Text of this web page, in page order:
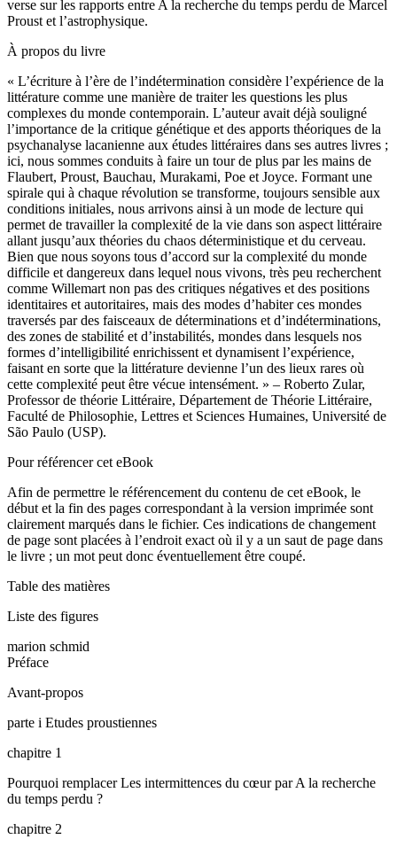
verse sur les rapports entre A la recherche du temps perdu de Marcel
Proust et l’astrophysique.
À propos du livre
« L’écriture à l’ère de l’indétermination considère l’expérience de la
littérature comme une manière de traiter les questions les plus
complexes du monde contemporain. L’auteur avait déjà souligné
l’importance de la critique génétique et des apports théoriques de la
psychanalyse lacanienne aux études littéraires dans ses autres livres ;
ici, nous sommes conduits à faire un tour de plus par les mains de
Flaubert, Proust, Bauchau, Murakami, Poe et Joyce. Formant une
spirale qui à chaque révolution se transforme, toujours sensible aux
conditions initiales, nous arrivons ainsi à un mode de lecture qui
permet de travailler la complexité de la vie dans son aspect littéraire
allant jusqu’aux théories du chaos déterministique et du cerveau.
Bien que nous soyons tous d’accord sur la complexité du monde
difficile et dangereux dans lequel nous vivons, très peu recherchent
comme Willemart non pas des critiques négatives et des positions
identitaires et autoritaires, mais des modes d’habiter ces mondes
traversés par des faisceaux de déterminations et d’indéterminations,
des zones de stabilité et d’instabilités, mondes dans lesquels nos
formes d’intelligibilité enrichissent et dynamisent l’expérience,
faisant en sorte que la littérature devienne l’un des lieux rares où
cette complexité peut être vécue intensément. » – Roberto Zular,
Professor de théorie Littéraire, Département de Théorie Littéraire,
Faculté de Philosophie, Lettres et Sciences Humaines, Université de
São Paulo (USP).
Pour référencer cet eBook
Afin de permettre le référencement du contenu de cet eBook, le
début et la fin des pages correspondant à la version imprimée sont
clairement marqués dans le fichier. Ces indications de changement
de page sont placées à l’endroit exact où il y a un saut de page dans
le livre ; un mot peut donc éventuellement être coupé.
Table des matières
Liste des figures
marion schmid
Préface
Avant-propos
parte i Etudes proustiennes
chapitre 1
Pourquoi remplacerLes intermittences du cœurparA la recherche
du temps perdu ?
chapitre 2